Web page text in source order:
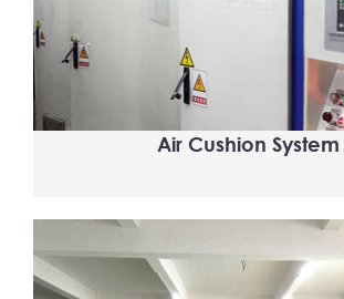
Air Cushion System